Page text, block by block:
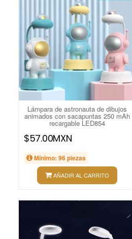
Lámpara de astronauta de dibujos
animados con sacapuntas 250 mAh
recargable LED854
$57.00MXN
Mínimo: 96 piezas
AÑADIR AL CARRITO